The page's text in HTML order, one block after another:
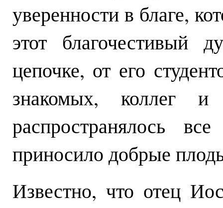
уверенности в благе,
этот благочестивый
цепочке, от его
знакомых, коллег
распространялось
приносило добрые
Известно, что отец